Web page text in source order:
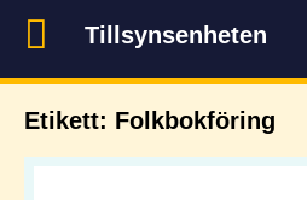
Tillsynsenheten
Etikett: Folkbokföring